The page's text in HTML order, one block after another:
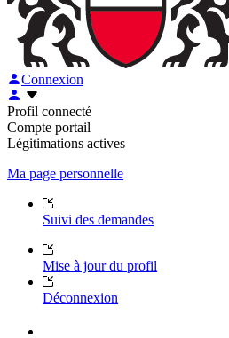
Connexion
Profil connecté
Compte portail
Légitimations actives
Ma page personnelle
Suivi des demandes
Mise à jour du profil
Déconnexion